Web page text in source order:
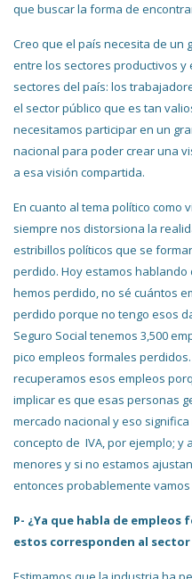
que buscar la forma de
Creo que el país necesita de un
entre los sectores productivos y
sectores del país: los
el sector público que es tan
necesitamos participar en un
nacional para poder crear una
a esa visión compartida.
En cuanto al tema político como
siempre nos distorsiona la
estribillos políticos que se
perdido. Hoy estamos hablando
hemos perdido, no sé cuántos
perdido porque no tengo esos
Seguro Social tenemos 3,500
pico empleos formales
recuperamos esos empleos
implicar es que esas personas
mercado nacional y eso
concepto de IVA, por ejemplo;
menores y si no estamos
entonces probablemente
P- ¿Ya que habla de
estos corresponden al